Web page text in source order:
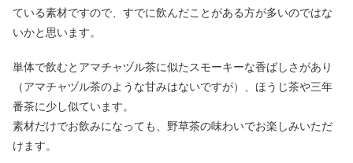
ている素材ですので、すでに飲んだことがある方が多いのではな
いかと思います。
単体で飲むとアマチャヅル茶に似たスモーキーな香ばしさがあり
（アマチャヅル茶のような甘みはないですが）、ほうじ茶や三年
番茶に少し似ています。
素材だけでお飲みになっても、野草茶の味わいでお楽しみいただ
けます。